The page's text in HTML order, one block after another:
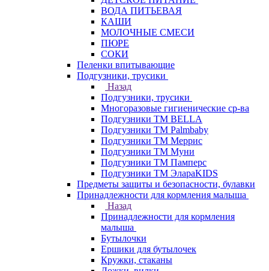
ВОДА ПИТЬЕВАЯ
КАШИ
МОЛОЧНЫЕ СМЕСИ
ПЮРЕ
СОКИ
Пеленки впитывающие
Подгузники, трусики
Назад
Подгузники, трусики
Многоразовые гигиенические ср-ва
Подгузники ТМ BELLA
Подгузники ТМ Palmbaby
Подгузники ТМ Меррис
Подгузники ТМ Муни
Подгузники ТМ Памперс
Подгузники ТМ ЭлараKIDS
Предметы защиты и безопасности, булавки
Принадлежности для кормления малыша
Назад
Принадлежности для кормления
малыша
Бутылочки
Ершики для бутылочек
Кружки, стаканы